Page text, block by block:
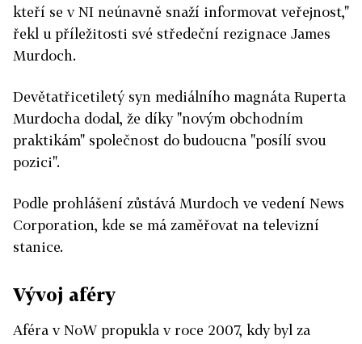
kteří se v NI neúnavně snaží informovat veřejnost,"
řekl u příležitosti své středeční rezignace James
Murdoch.
Devětatřicetiletý syn mediálního magnáta Ruperta
Murdocha dodal, že díky "novým obchodním
praktikám" společnost do budoucna "posílí svou
pozici".
Podle prohlášení zůstává Murdoch ve vedení News
Corporation, kde se má zaměřovat na televizní
stanice.
Vývoj aféry
Aféra v NoW propukla v roce 2007, kdy byl za